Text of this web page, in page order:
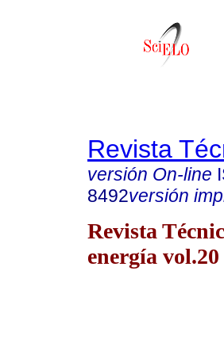
Revista
versión On-line
8492versión
Revista
energía